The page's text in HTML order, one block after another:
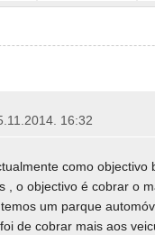
16:32
como objectivo
, o objectivo é cobrar o
um parque
de cobrar mais aos